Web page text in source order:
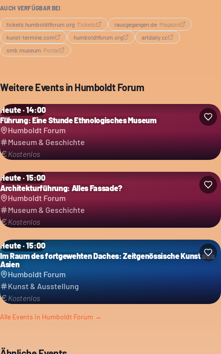
AUCH VERFÜGBAR BEI
tickets.humboldtforum.org· Tickets rausgegangen.de· Magazin
kunst-termine.com
humboldtforum.org
artdaily.cc
smb.museum· Portal
Weitere Events in Humboldt Forum
Heute · 14:00
Führung: Eine Stunde Ethnologisches Museum
Humboldt Forum
Museum & Geschichte
Kostenlos
Heute · 15:00
Architekturführung: Alles Fassade?
Humboldt Forum
Museum & Geschichte
Kostenlos
Heute · 15:00
Im Raum des fortgewehten Daches: Zeitgenössische Kunst aus
Asien
Humboldt Forum
Kunst & Ausstellung
Kostenlos
Alle Events in Humboldt Forum →